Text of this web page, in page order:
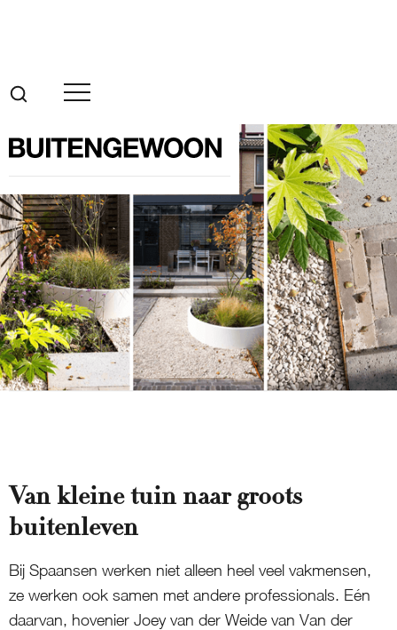
Van kleine tuin naar groots
buitenleven
Bij Spaansen werken niet alleen heel veel vakmensen,
ze werken ook samen met andere professionals. Eén
daarvan, hovenier Joey van der Weide van Van der